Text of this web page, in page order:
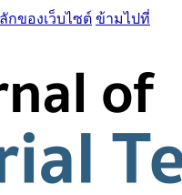
กของเว็บไซต์ ข้ามไปที่